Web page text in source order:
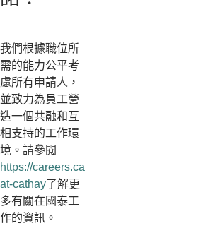
我們根據職位所
需的能力公平考
慮所有申請人，
並致力為員工營
造一個共融和互
相支持的工作環
境。請參閱
https://careers.cathaypacific.com/zh/work-
at-cathay了解更
多有關在國泰工
作的資訊。